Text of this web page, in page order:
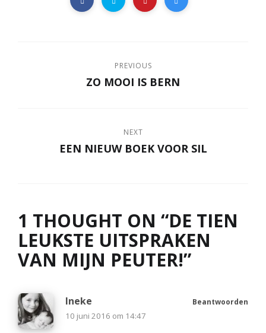
PREVIOUS
ZO MOOI IS BERN
NEXT
EEN NIEUW BOEK VOOR SIL
1 THOUGHT ON “DE TIEN
LEUKSTE UITSPRAKEN
VAN MIJN PEUTER!”
Ineke
10 juni 2016 om 14:47
Beantwoorden